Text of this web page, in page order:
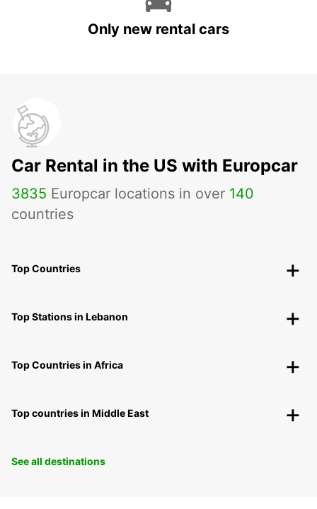
Only new rental cars
Car Rental in the US with Europcar
3835 Europcar locations in over 140
countries
Top Countries
Top Stations in Lebanon
Top Countries in Africa
Top countries in Middle East
See all destinations